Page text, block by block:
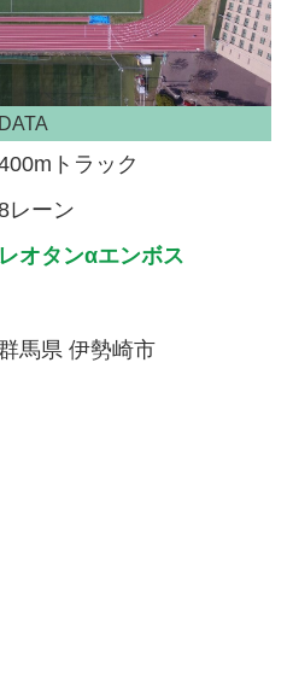
DATA
トラック
レーン
レオタンαエンボス
馬県 伊勢崎市